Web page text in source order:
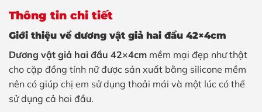
Thông tin chi tiết
Giới thiệu về dương vật giả hai đầu 42×4cm
Dương vật giả hai đầu 42×4cm mềm mại đẹp như thật
cho cặp đồng tính nữ được sản xuất bằng silicone mềm
nên có giúp chị em sử dụng thoải mái và một lúc có thể
sử dụng cả hai đầu.